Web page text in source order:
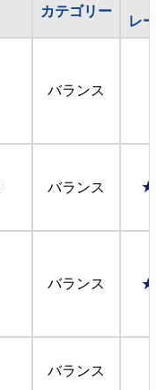
カテゴリー
レ
バランス
バランス
バランス
バランス